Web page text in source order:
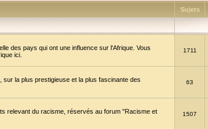
Sujets
des pays qui ont une influence sur l'Afrique. Vous
ici.
1711
la plus prestigieuse et la plus fascinante des
63
relevant du racisme, réservés au forum "Racisme et
1507